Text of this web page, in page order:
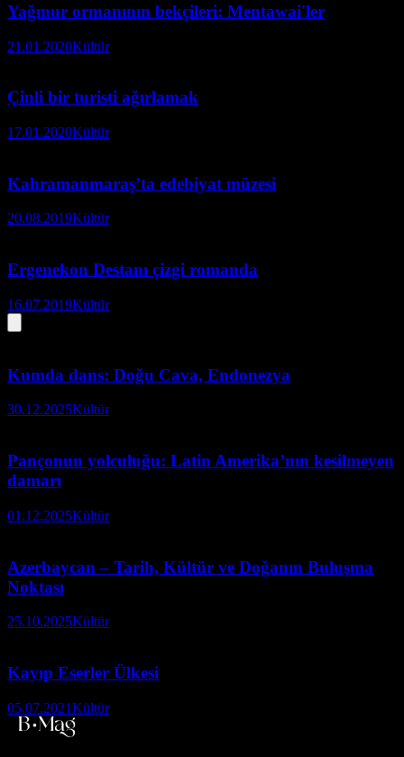
Yağmur ormanının bekçileri: Mentawai'ler
21.01.2020Kültür
Çinli bir turisti ağırlamak
17.01.2020Kültür
Kahramanmaraş’ta edebiyat müzesi
20.08.2019Kültür
Ergenekon Destanı çizgi romanda
16.07.2019Kültür
Kumda dans: Doğu Cava, Endonezya
30.12.2025Kültür
Pançonun yolculuğu: Latin Amerika’nın kesilmeyen
damarı
01.12.2025Kültür
Azerbaycan – Tarih, Kültür ve Doğanın Buluşma
Noktası
25.10.2025Kültür
Kayıp Eserler Ülkesi
05.07.2021Kültür